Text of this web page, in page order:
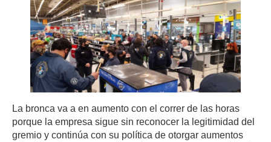
La bronca va a en aumento con el correr de las horas
porque la empresa sigue sin reconocer la legitimidad del
gremio y continúa con su política de otorgar aumentos